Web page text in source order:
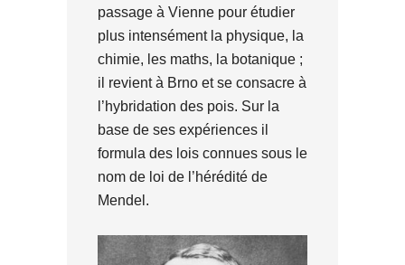
passage à Vienne pour étudier
plus intensément la physique, la
chimie, les maths, la botanique ;
il revient à Brno et se consacre à
l’hybridation des pois. Sur la
base de ses expériences il
formula des lois connues sous le
nom de loi de l’hérédité de
Mendel.